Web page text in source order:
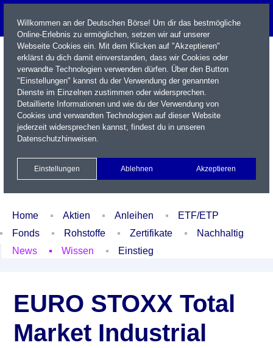
Name / WKN / ISIN / Kürzel
Xetra Realtime
Watchlist Portfolio Login
Home Aktien Anleihen
ETF/ETP
Fonds
Rohstoffe Zertifikate
Nachhaltig
News
Wissen Einstieg
EURO STOXX Total
Market Industrial
Willkommen an der Deutschen Börse! Um dir das bestmögliche
Online-Erlebnis zu ermöglichen, setzen wir auf unserer
Webseite Cookies ein. Mit dem Klicken auf "Akzeptieren"
erklärst du dich damit einverstanden, dass wir Cookies oder
verwandte Technologien verwenden dürfen. Über den Button
"Einstellungen" kannst du der Verwendung der genannten
Dienste im Einzelnen zustimmen oder widersprechen.
Detaillierte Informationen und wie du der Verwendung von
Cookies und verwandten Technologien auf dieser Website
jederzeit widersprechen kannst, findest du in unseren
Datenschutzhinweisen.
Einstellungen Ablehnen Akzeptieren